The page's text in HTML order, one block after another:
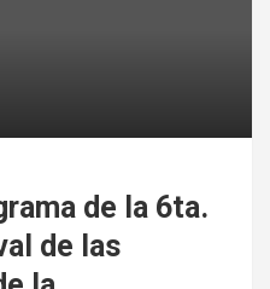
de la 6ta.
de las